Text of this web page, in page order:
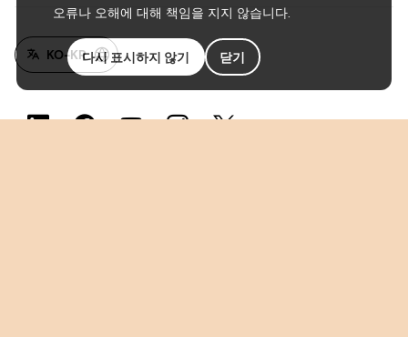
오류나 오해에 대해 책임을 지지 않습니다.
다시 표시하지 않기 닫기
KO-KR